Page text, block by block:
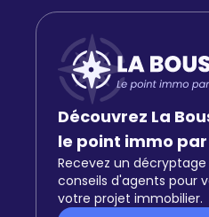
Découvrez La
le point immo
Recevez un
conseils d'agents pour
votre projet immobilier.